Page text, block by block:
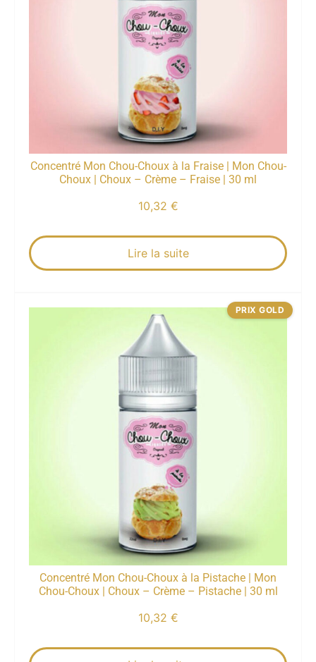
Concentré Mon Chou-Choux à la Fraise | Mon Chou-
Choux | Choux – Crème – Fraise | 30 ml
10,32 €
Lire la suite
Concentré Mon Chou-Choux à la Pistache | Mon
Chou-Choux | Choux – Crème – Pistache | 30 ml
10,32 €
PRIX GOLD